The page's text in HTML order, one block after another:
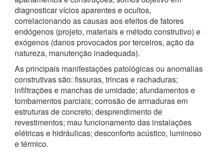
diagnosticar vícios aparentes e ocultos,
correlacionando as causas aos efeitos de fatores
endógenos (projeto, materiais e método construtivo) e
exógenos (danos provocados por terceiros, ação da
natureza, manutenção inadequada).
As principais manifestações patológicas ou anomalias
construtivas são: fissuras, trincas e rachaduras;
infiltrações e manchas de umidade; afundamentos e
tombamentos parciais; corrosão de armaduras em
estruturas de concreto; desprendimento de
revestimentos; mau funcionamento das instalações
elétricas e hidráulicas; desconforto acústico, luminoso
e térmico.